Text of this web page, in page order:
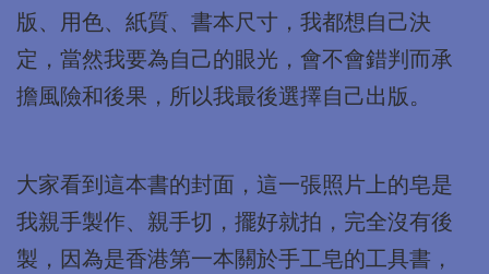
版、用色、紙質、書本尺寸，我都想自己決
定，當然我要為自己的眼光，會不會錯判而承
擔風險和後果，所以我最後選擇自己出版。
大家看到這本書的封面，這一張照片上的皂是
我親手製作、親手切，擺好就拍，完全沒有後
製，因為是香港第一本關於手工皂的工具書，